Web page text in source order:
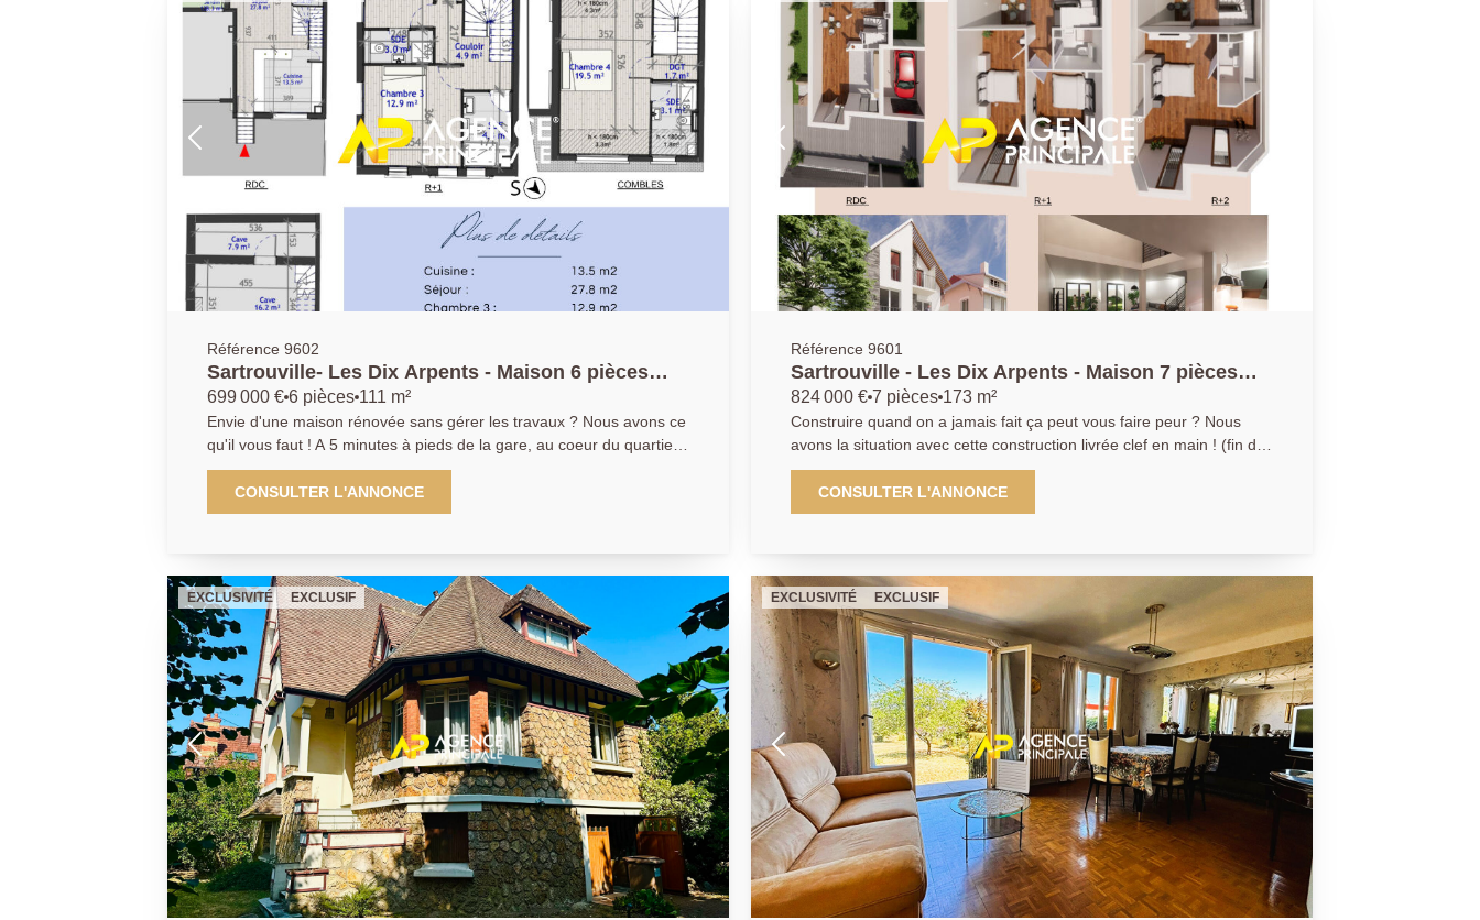
Référence 9602
Sartrouville- Les Dix Arpents - Maison 6 pièces
111.60 m2
699 000 € 6 pièces 111 m²
Envie d'une maison rénovée sans gérer les travaux ? Nous avons ce
qu'il vous faut ! A 5 minutes à pieds de la gare, au coeur du quartier
des 10 arpents, cette maison entièrement modernisée ne vous
laissera pas indifférent. (fin de rénovation prévue pour le 1er
trimestre 2027) Édifiée sur un terrain d'environ 348 m2, ce pavillon 6
rénovation un bien irréprochable, collant au mieux avec les
demandes actuelles d'un point de vu énergétique comme esthétique!
Vous y trouverez : - Au rez-de-chaussée : Entrée, cuisine, W.C,
séjour double. - Au 1er étage : couloir desservant trois chambres
dont une avec salle d'eau et W.C, salle d'eau avec W.C. - Au 2ème
étage : dégagement, chambre avec salle d'eau et W.C. - Au sous-sol
total : 4 pièces laissant place à toutes les possibilités
d'aménagement. Un garage complète ce bien. Une visite et vous
serez littéralement conquis ! N'hésitez plus et contactez-nous dès
maintenant au 01.39.13.12.21 pour organiser une visite ou pour
obtenir plus d'informations !
CONSULTER L'ANNONCE
Référence 9601
Sartrouville - Les Dix Arpents - Maison 7 pièces
173.50 m2
824 000 € 7 pièces 173 m²
Construire quand on a jamais fait ça peut vous faire peur ? Nous
avons la situation avec cette construction livrée clef en main ! (fin des
travaux prévue au 1er trimestre 2027) Situation exceptionnelle pour
cette maison où vous y serez les premiers à y poser vos meubles! A
5 minutes à pieds de la gare, au coeur du quartier des 10 arpents,
trouverez : - Au rez-de-chaussée : entrée, cuisine, séjour triple de 54
m², W.C - À l'étage : 3 chambres dont une de 17,6 m2 ainsi qu'une
de 26,1m2 avec salle d'eau et W.C et une salle d'eau avec W.C
supplémentaire. - Au 2eme niveau : 2 grandes chambres avec salle
d'eau et W.C Un garage vous permettra d'y garer votre véhicule à
l'abri. C'est un projet à ne pas manquer ! N'hésitez plus et contactez-
nous dès maintenant au 01.39.13.12.21 pour organiser une visite ou
pour obtenir plus d'informations !
CONSULTER L'ANNONCE
EXCLUSIVITÉ EXCLUSIF EXCLUSIVITÉ EXCLUSIF